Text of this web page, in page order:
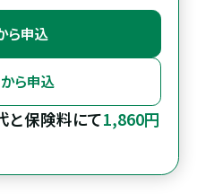
ら申込
ら申込
と保険料にて1,860円